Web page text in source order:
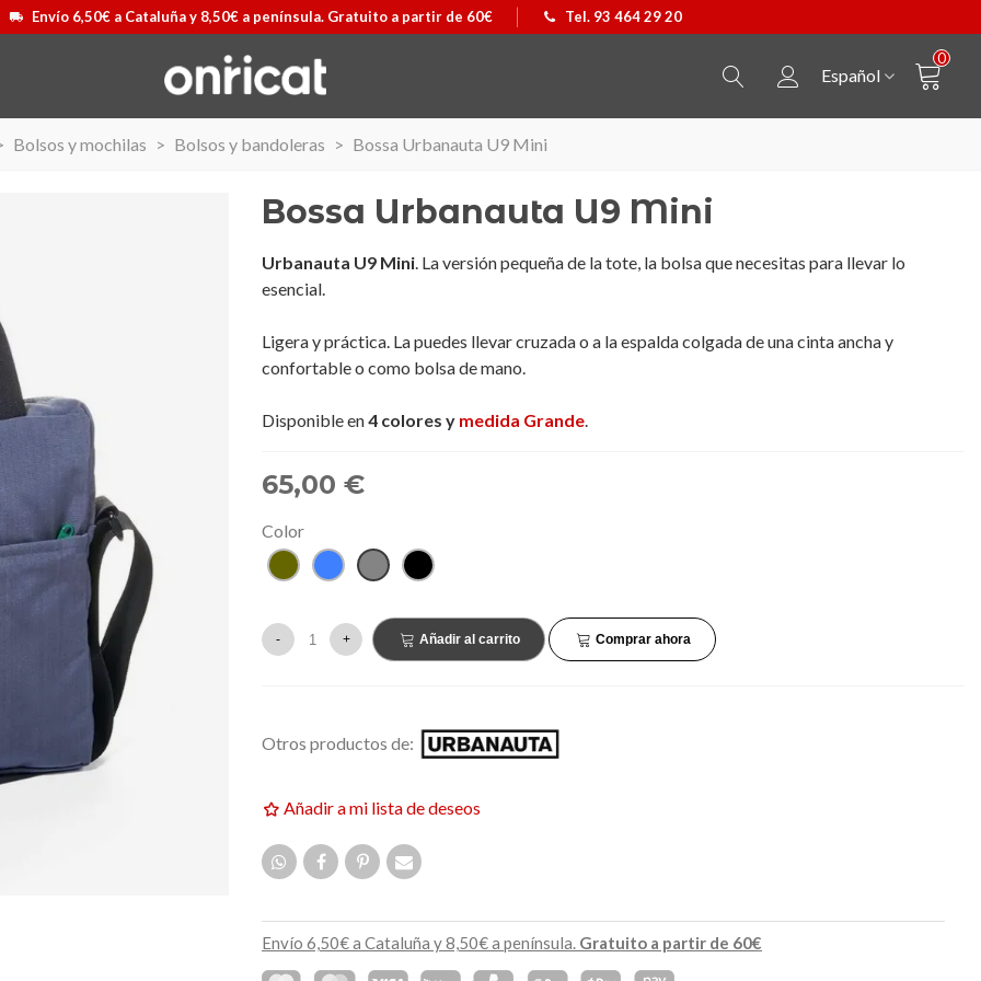
Envío 6,50€ a Cataluña y 8,50€ a península. Gratuito a partir de 60€ Tel. 93 464 29 20
Español
0
Bolsos y mochilas > Bolsos y bandoleras > Bossa Urbanauta U9 Mini
Bossa Urbanauta U9 Mini
Urbanauta U9 Mini. La versión pequeña de la tote, la bolsa que necesitas para llevar lo
esencial.
Ligera y práctica. La puedes llevar cruzada o a la espalda colgada de una cinta ancha y
confortable o como bolsa de mano.
Disponible en4 colores y medida Grande.
65,00 €
Color
Caqui Azul Gris Negro
- + Añadir al carrito Comprar ahora
Otros productos de:
Añadir a mi lista de deseos
Envío 6,50€ a Cataluña y 8,50€ a península. Gratuito a partir de 60€
II
Ver más
Maleta Secur Line